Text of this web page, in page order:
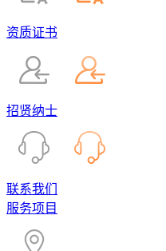
资质证书
招贤纳士
联系我们
服务项目